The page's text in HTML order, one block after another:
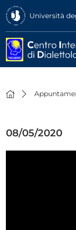
Università
08/05/2020